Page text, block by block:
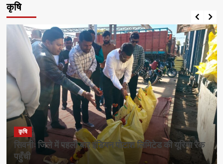
कृषि
कृषि
सिवनीः जिले में पहली बार इंडियन पोटाश लिमिटेड की यूरिया रैक
पहुँची